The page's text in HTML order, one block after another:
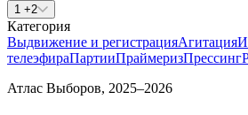
1 +2
Категория
Выдвижение и регистрацияАгитация
телеэфираПартииПраймеризПрессинг
Атлас Выборов, 2025–2026